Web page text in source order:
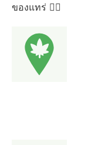
ของแทร่ 👍🏻